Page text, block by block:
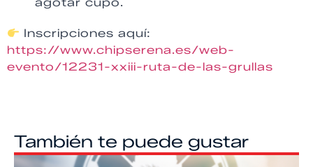
Inscripciones aquí:
https://www.chipserena.es/web-
evento/12231-xxiii-ruta-de-las-grullas
También te puede gustar